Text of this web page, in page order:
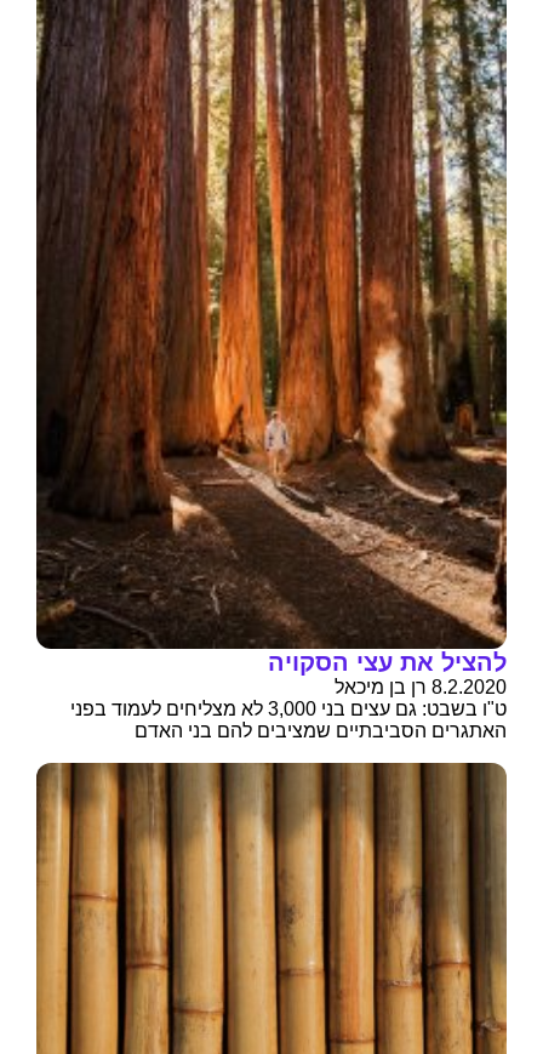
להציל את עצי הסקויה
8.2.2020 רן בן מיכאל
ט"ו בשבט: גם עצים בני 3,000 לא מצליחים לעמוד בפני
האתגרים הסביבתיים שמציבים להם בני האדם